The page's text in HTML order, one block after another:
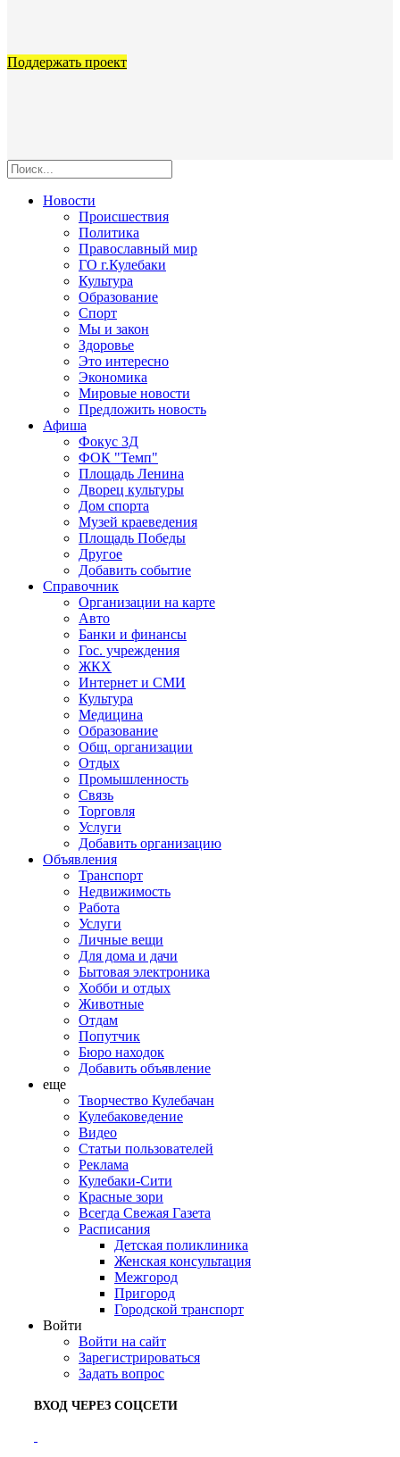
Поддержать проект
Новости
Происшествия
Политика
Православный мир
ГО г.Кулебаки
Культура
Образование
Спорт
Мы и закон
Здоровье
Это интересно
Экономика
Мировые новости
Предложить новость
Афиша
Фокус 3Д
ФОК "Темп"
Площадь Ленина
Дворец культуры
Дом спорта
Музей краеведения
Площадь Победы
Другое
Добавить событие
Справочник
Организации на карте
Авто
Банки и финансы
Гос. учреждения
ЖКХ
Интернет и СМИ
Культура
Медицина
Образование
Общ. организации
Отдых
Промышленность
Связь
Торговля
Услуги
Добавить организацию
Объявления
Транспорт
Недвижимость
Работа
Услуги
Личные вещи
Для дома и дачи
Бытовая электроника
Хобби и отдых
Животные
Отдам
Попутчик
Бюро находок
Добавить объявление
еще
Творчество Кулебачан
Кулебаковедение
Видео
Статьи пользователей
Реклама
Кулебаки-Сити
Красные зори
Всегда Свежая Газета
Расписания
Детская поликлиника
Женская консультация
Межгород
Пригород
Городской транспорт
Войти
Войти на сайт
Зарегистрироваться
Задать вопрос
ВХОД ЧЕРЕЗ СОЦСЕТИ